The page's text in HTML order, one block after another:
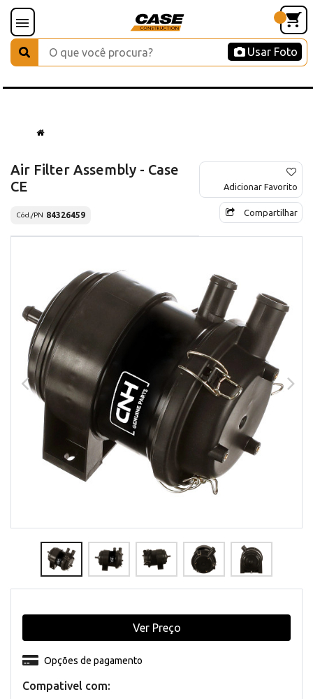
Usar Foto
Air Filter Assembly - Case
CE
Cód./PN 84326459
Adicionar Favorito
Compartilhar
Compativel com:
Opções de pagamento
Ver Preço